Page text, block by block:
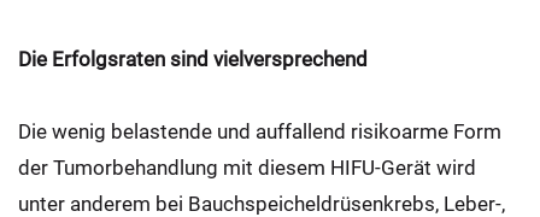
Die Erfolgsraten sind vielversprechend
Die wenig belastende und auffallend risikoarme Form
der Tumorbehandlung mit diesem HIFU-Gerät wird
unter anderem bei Bauchspeicheldrüsenkrebs, Leber-,